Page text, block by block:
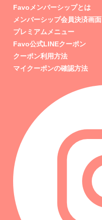
Favoメンバーシップとは
メンバーシップ会員決済画面
プレミアムメニュー
Favo公式LINEクーポン
クーポン利用方法
マイクーポンの確認方法